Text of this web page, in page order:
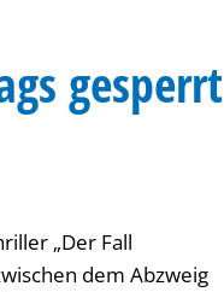
gesperrt
„Der Fall
dem Abzweig